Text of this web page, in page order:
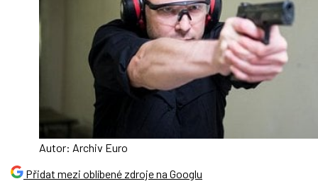
Autor: Archiv Euro
Přidat mezi oblíbené zdroje na Googlu